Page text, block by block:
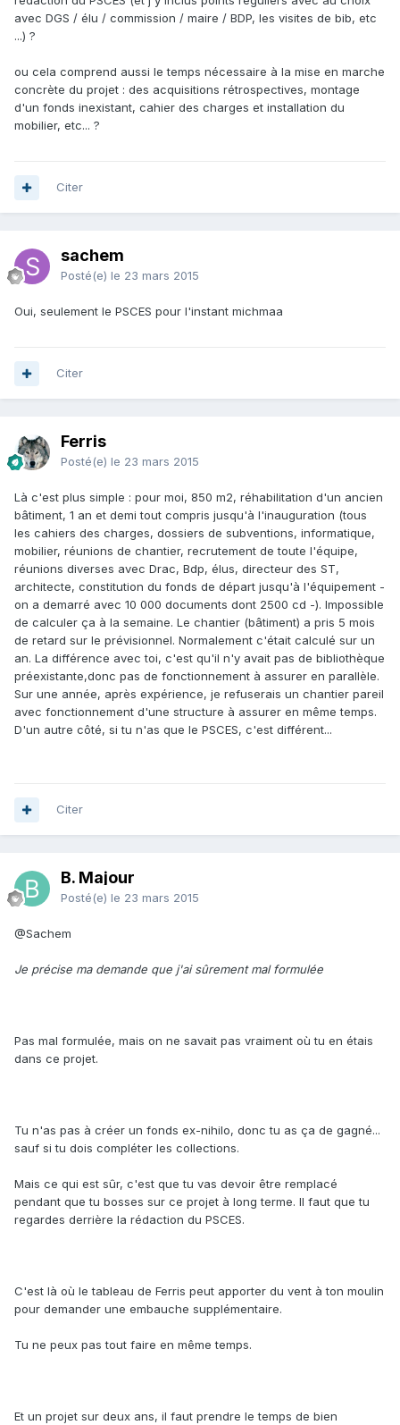
avec DGS / élu / commission / maire / BDP, les visites de bib, etc
...) ?
ou cela comprend aussi le temps nécessaire à la mise en marche
concrète du projet : des acquisitions rétrospectives, montage
d'un fonds inexistant, cahier des charges et installation du
mobilier, etc... ?
Citer
sachem
Posté(e) le 23 mars 2015
Oui, seulement le PSCES pour l'instant michmaa
Citer
Ferris
Posté(e) le 23 mars 2015
Là c'est plus simple : pour moi, 850 m2, réhabilitation d'un ancien
bâtiment, 1 an et demi tout compris jusqu'à l'inauguration (tous
les cahiers des charges, dossiers de subventions, informatique,
mobilier, réunions de chantier, recrutement de toute l'équipe,
réunions diverses avec Drac, Bdp, élus, directeur des ST,
architecte, constitution du fonds de départ jusqu'à l'équipement -
on a demarré avec 10 000 documents dont 2500 cd -). Impossible
de calculer ça à la semaine. Le chantier (bâtiment) a pris 5 mois
de retard sur le prévisionnel. Normalement c'était calculé sur un
an. La différence avec toi, c'est qu'il n'y avait pas de bibliothèque
préexistante,donc pas de fonctionnement à assurer en parallèle.
Sur une année, après expérience, je refuserais un chantier pareil
avec fonctionnement d'une structure à assurer en même temps.
D'un autre côté, si tu n'as que le PSCES, c'est différent...
Citer
B. Majour
Posté(e) le 23 mars 2015
@Sachem
Je précise ma demande que j'ai sûrement mal formulée
Pas mal formulée, mais on ne savait pas vraiment où tu en étais
dans ce projet.
Tu n'as pas à créer un fonds ex-nihilo, donc tu as ça de gagné...
sauf si tu dois compléter les collections.
Mais ce qui est sûr, c'est que tu vas devoir être remplacé
pendant que tu bosses sur ce projet à long terme. Il faut que tu
regardes derrière la rédaction du PSCES.
C'est là où le tableau de Ferris peut apporter du vent à ton moulin
pour demander une embauche supplémentaire.
Tu ne peux pas tout faire en même temps.
Et un projet sur deux ans, il faut prendre le temps de bien